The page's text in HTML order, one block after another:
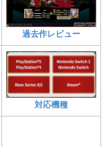
過去作レビュー
対応機種